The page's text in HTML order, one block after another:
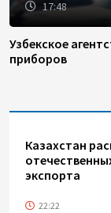
17:48
Узбекское
приборов
Казахстан
экспорта
22:22